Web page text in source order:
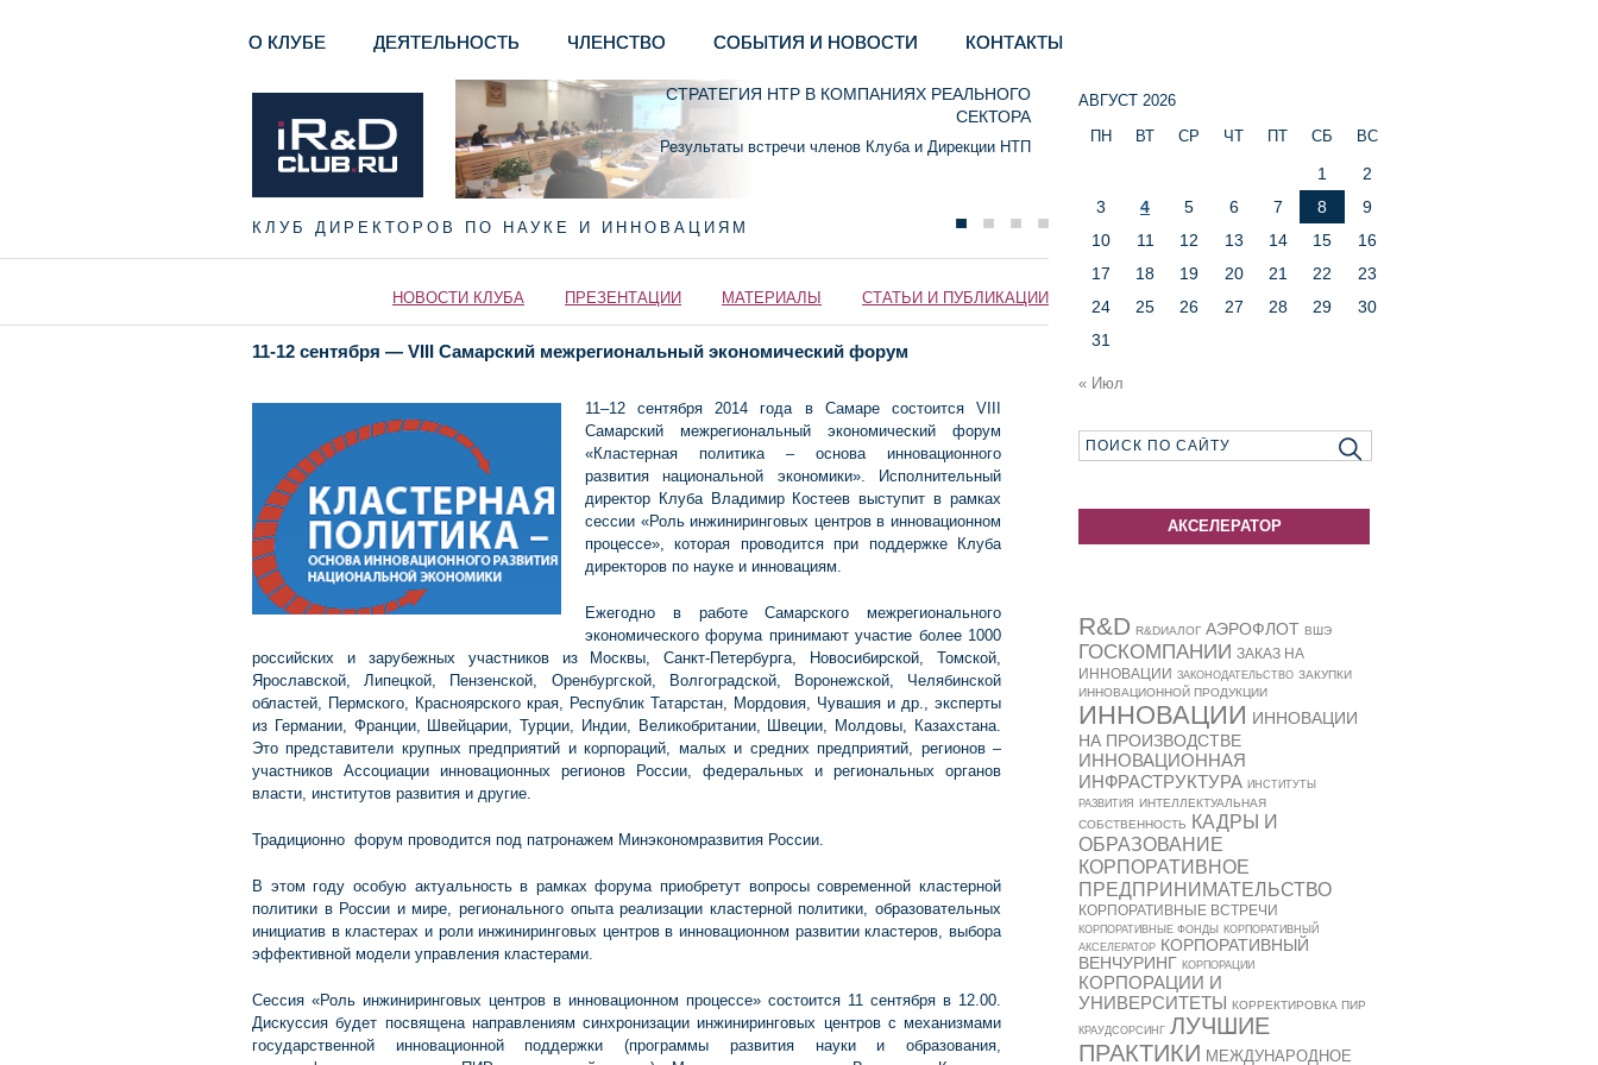
О КЛУБЕ ДЕЯТЕЛЬНОСТЬ ЧЛЕНСТВО СОБЫТИЯ И НОВОСТИ КОНТАКТЫ
СТРАТЕГИЯ НТР В КОМПАНИЯХ РЕАЛЬНОГО
СЕКТОРА
Результаты встречи членов Клуба и Дирекции НТП
КЛУБ ДИРЕКТОРОВ ПО НАУКЕ И ИННОВАЦИЯМ
НОВОСТИ КЛУБА ПРЕЗЕНТАЦИИ МАТЕРИАЛЫ СТАТЬИ И ПУБЛИКАЦИИ
11-12 сентября — VIII Самарский межрегиональный экономический форум
11–12 сентября 2014 года в Самаре состоится VIII
Самарский межрегиональный экономический форум
«Кластерная политика – основа инновационного
развития национальной экономики». Исполнительный
директор Клуба Владимир Костеев выступит в рамках
сессии «Роль инжиниринговых центров в инновационном
процессе», которая проводится при поддержке Клуба
директоров по науке и инновациям.
Ежегодно в работе Самарского межрегионального
экономического форума принимают участие более 1000
российских и зарубежных участников из Москвы, Санкт-Петербурга, Новосибирской, Томской,
Ярославской, Липецкой, Пензенской, Оренбургской, Волгоградской, Воронежской, Челябинской
областей, Пермского, Красноярского края, Республик Татарстан, Мордовия, Чувашия и др., эксперты
из Германии, Франции, Швейцарии, Турции, Индии, Великобритании, Швеции, Молдовы, Казахстана.
Это представители крупных предприятий и корпораций, малых и средних предприятий, регионов –
участников Ассоциации инновационных регионов России, федеральных и региональных органов
власти, институтов развития и другие.
Традиционно форум проводится под патронажем Минэкономразвития России.
В этом году особую актуальность в рамках форума приобретут вопросы современной кластерной
политики в России и мире, регионального опыта реализации кластерной политики, образовательных
инициатив в кластерах и роли инжиниринговых центров в инновационном развитии кластеров, выбора
эффективной модели управления кластерами.
Сессия «Роль инжиниринговых центров в инновационном процессе» состоится 11 сентября в 12.00.
Дискуссия будет посвящена направлениям синхронизации инжиниринговых центров с механизмами
государственной инновационной поддержки (программы развития науки и образования,
АВГУСТ 2026
ПН
ВТ СР ЧТ ПТ СБ ВС
1
2
3
4 5 6 7 8
9
10
11 12 13 14 15
16
17
18 19 20 21 22
23
24
25 26 27 28 29
30
31
« Июл
АКСЕЛЕРАТОР
R&D R&DИАЛОГ АЭРОФЛОТ ВШЭ
ГОСКОМПАНИИ ЗАКАЗ НА
ИННОВАЦИИ ЗАКОНОДАТЕЛЬСТВО ЗАКУПКИ
ИННОВАЦИОННОЙ ПРОДУКЦИИ
ИННОВАЦИИ ИННОВАЦИИ
НА ПРОИЗВОДСТВЕ
ИННОВАЦИОННАЯ
ИНФРАСТРУКТУРА ИНСТИТУТЫ
РАЗВИТИЯ
ИНТЕЛЛЕКТУАЛЬНАЯ
СОБСТВЕННОСТЬ КАДРЫ И
ОБРАЗОВАНИЕ
КОРПОРАТИВНОЕ
ПРЕДПРИНИМАТЕЛЬСТВО
КОРПОРАТИВНЫЕ ВСТРЕЧИ
КОРПОРАТИВНЫЕ ФОНДЫ
КОРПОРАТИВНЫЙ
АКСЕЛЕРАТОР КОРПОРАТИВНЫЙ
ВЕНЧУРИНГ КОРПОРАЦИИ
КОРПОРАЦИИ И
УНИВЕРСИТЕТЫ КОРРЕКТИРОВКА ПИР
КРАУДСОРСИНГ ЛУЧШИЕ
ПРАКТИКИ МЕЖДУНАРОДНОЕ